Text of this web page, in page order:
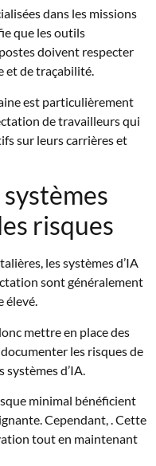
dans les missions
que les outils
doivent respecter
et de traçabilité.
est particulièrement
de travailleurs qui
sur leurs carrières et
risques
les systèmes d’IA
sont généralement
élevé.
mettre en place des
les risques de
d’IA.
minimal bénéficient
Cependant, . Cette
tout en maintenant